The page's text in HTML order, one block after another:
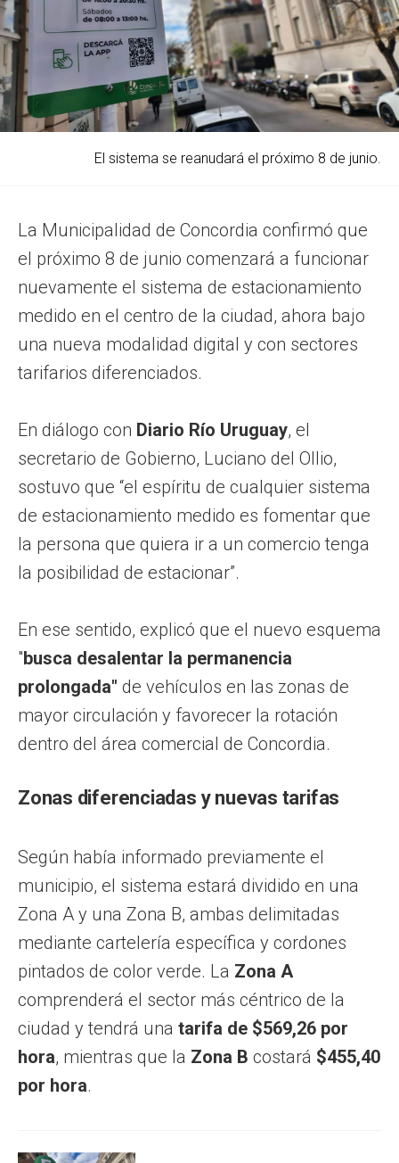
El sistema se reanudará el próximo 8 de junio.
La Municipalidad de Concordia confirmó que
el próximo 8 de junio comenzará a funcionar
nuevamente el sistema de estacionamiento
medido en el centro de la ciudad, ahora bajo
una nueva modalidad digital y con sectores
tarifarios diferenciados.
En diálogo con Diario Río Uruguay, el
secretario de Gobierno, Luciano del Ollio,
sostuvo que “el espíritu de cualquier sistema
de estacionamiento medido es fomentar que
la persona que quiera ir a un comercio tenga
la posibilidad de estacionar”.
En ese sentido, explicó que el nuevo esquema
"busca desalentar la permanencia
prolongada" de vehículos en las zonas de
mayor circulación y favorecer la rotación
dentro del área comercial de Concordia.
Zonas diferenciadas y nuevas tarifas
Según había informado previamente el
municipio, el sistema estará dividido en una
Zona A y una Zona B, ambas delimitadas
mediante cartelería específica y cordones
pintados de color verde. La Zona A
comprenderá el sector más céntrico de la
ciudad y tendrá una tarifa de $569,26 por
hora, mientras que la Zona B costará $455,40
por hora.